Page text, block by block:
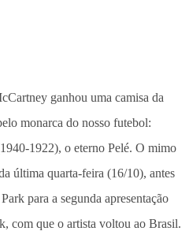
ganhou uma camisa da
monarca do nosso futebol:
1922), o eterno Pelé. O mimo
última quarta-feira (16/10), antes
para a segunda apresentação
com que o artista voltou ao Brasil.